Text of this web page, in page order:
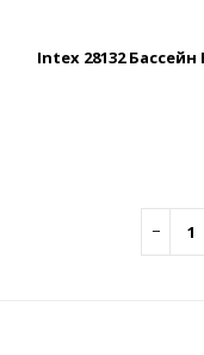
Intex 28132 Бассейн
−